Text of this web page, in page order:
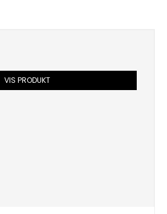
VIS PRODUKT